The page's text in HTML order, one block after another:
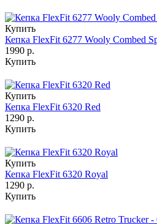
Купить
Кепка FlexFit 6277 Wooly Combed
1990 р.
Купить
Купить
Кепка FlexFit 6320 Red
1290 р.
Купить
Купить
Кепка FlexFit 6320 Royal
1290 р.
Купить